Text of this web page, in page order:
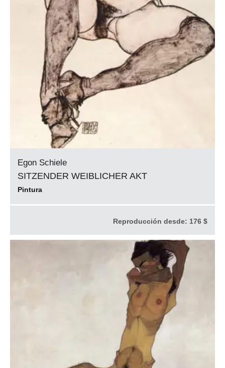
Egon Schiele
SITZENDER WEIBLICHER AKT
Pintura
Reproducción desde: 176 $